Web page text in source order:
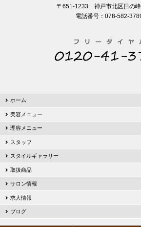
〒651-1233 神戸市北区日の峰
電話番号：078-582-
ホーム
美容メニュー
理容メニュー
スタッフ
スタイルギャラリー
取扱商品
サロン情報
求人情報
ブログ